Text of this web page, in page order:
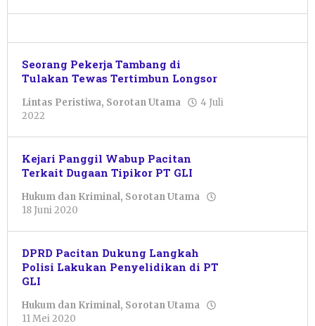
Seorang Pekerja Tambang di
Tulakan Tewas Tertimbun Longsor
Lintas Peristiwa, Sorotan Utama
4 Juli
2022
Shalahuddin
Kejari Panggil Wabup Pacitan
Terkait Dugaan Tipikor PT GLI
Hukum dan Kriminal, Sorotan Utama
18 Juni 2020
DPRD Pacitan Dukung Langkah
Polisi Lakukan Penyelidikan di PT
GLI
Hukum dan Kriminal, Sorotan Utama
11 Mei 2020